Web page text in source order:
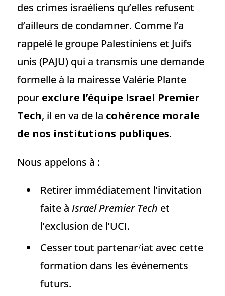
des crimes israéliens qu’elles refusent
d’ailleurs de condamner. Comme l’a
rappelé le groupe Palestiniens et Juifs
unis (PAJU) qui a transmis une demande
formelle à la mairesse Valérie Plante
pour exclure l’équipe Israel Premier
Tech, il en va de la cohérence morale
de nos institutions publiques.
Nous appelons à :
Retirer immédiatement l’invitation
faite àIsrael Premier Tech et
l’exclusion de l’UCI.
Cesser tout partenar⁷iat avec cette
formation dans les événements
futurs.